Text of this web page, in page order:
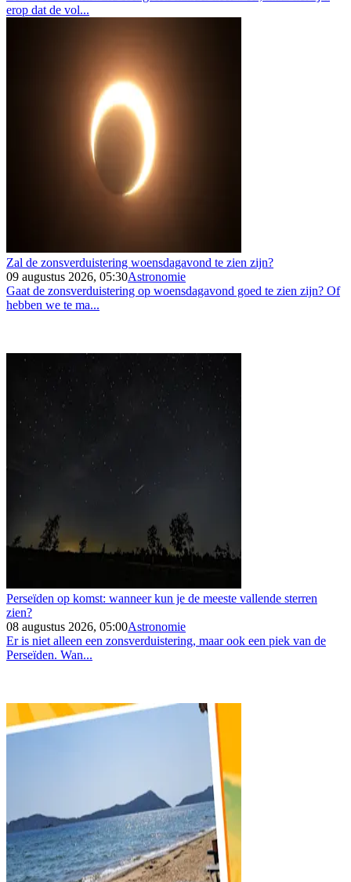
erop dat de vol...
Zal de zonsverduistering woensdagavond te zien zijn?
09 augustus 2026, 05:30Astronomie
Gaat de zonsverduistering op woensdagavond goed te zien zijn? Of
hebben we te ma...
Perseïden op komst: wanneer kun je de meeste vallende sterren
zien?
08 augustus 2026, 05:00Astronomie
Er is niet alleen een zonsverduistering, maar ook een piek van de
Perseïden. Wan...